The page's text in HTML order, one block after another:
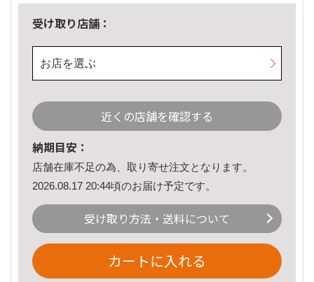
受け取り店舗：
お店を選ぶ
近くの店舗を確認する
納期目安：
店舗在庫不足の為、取り寄せ注文となります。
2026.08.17 20:44頃のお届け予定です。
受け取り方法・送料について
カートに入れる